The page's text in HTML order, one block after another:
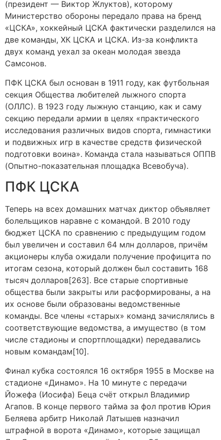
(президент — Виктор Жлуктов), которому
Министерство обороны передало права на бренд
«ЦСКА», хоккейный ЦСКА фактически разделился на
две команды, ХК ЦСКА и ЦСКА. Из-за конфликта
двух команд уехал за океан молодая звезда
Самсонов.
ПФК ЦСКА был основан в 1911 году, как футбольная
секция Общества любителей лыжного спорта
(ОЛЛС). В 1923 году лыжную станцию, как и саму
секцию передали армии в целях «практического
исследования различных видов спорта, гимнастики
и подвижных игр в качестве средств физической
подготовки воина». Команда стала называться ОППВ
(Опытно-показательная площадка Всевобуча).
ПФК ЦСКА
Теперь на всех домашних матчах диктор объявляет
болельщиков наравне с командой. В 2010 году
бюджет ЦСКА по сравнению с предыдущим годом
был увеличен и составил 64 млн долларов, причём
акционеры клуба ожидали получение профицита по
итогам сезона, который должен был составить 168
тысяч долларов[263]. Все старые спортивные
общества были закрыты или расформированы, а на
их основе были образованы ведомственные
команды. Все члены «старых» команд зачислялись в
соответствующие ведомства, а имущество (в том
числе стадионы и спортплощадки) передавались
новым командам[10].
Финал кубка состоялся 16 октября 1955 в Москве на
стадионе «Динамо». На 10 минуте с передачи
Йожефа (Иосифа) Беца счёт открыл Владимир
Агапов. В конце первого тайма за фол против Юрия
Беляева арбитр Николай Латышев назначил
штрафной в ворота «Динамо», которые защищал